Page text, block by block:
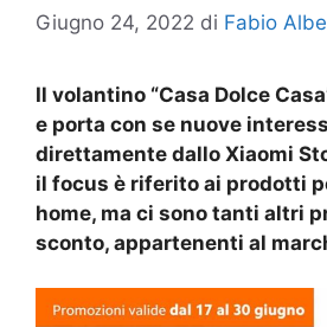
Giugno 24, 2022 di Fabio
Il volantino “Casa Dolce
e porta con se nuove
direttamente dallo Xiaomi
il focus è riferito ai prodotti
home, ma ci sono tanti altri
sconto, appartenenti al